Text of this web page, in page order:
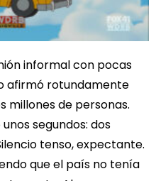
informal con pocas
afirmó rotundamente
millones de personas.
segundos: dos
tenso, expectante.
que el país no tenía